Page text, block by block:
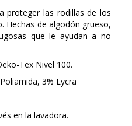
proteger las rodillas de los
Hechas de algodón grueso,
que le ayudan a no
Tex Nivel 100.
3% Lycra
en la lavadora.